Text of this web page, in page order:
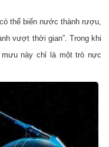
thể biến nước thành rượu,
vượt thời gian”. Trong khi
này chỉ là một trò nực